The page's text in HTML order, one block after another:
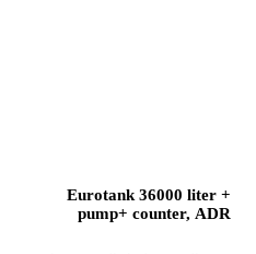
Eurotank 36000 liter +
pump+ counter, ADR